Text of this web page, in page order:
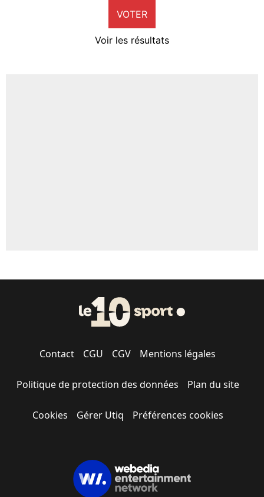
VOTER
Voir les résultats
Contact CGU CGV Mentions légales
Politique de protection des données Plan du site
Cookies Gérer Utiq Préférences cookies